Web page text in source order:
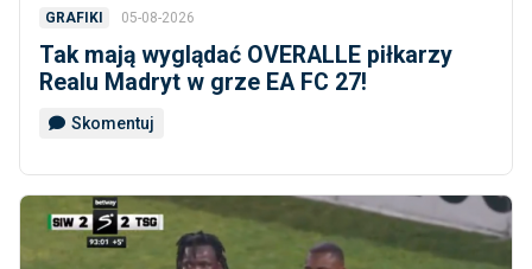
GRAFIKI 05-08-2026
Tak mają wyglądać OVERALLE piłkarzy
Realu Madryt w grze EA FC 27!
Skomentuj